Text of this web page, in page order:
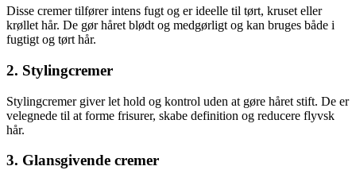
Disse cremer tilfører intens fugt og er ideelle til tørt, kruset eller
krøllet hår. De gør håret blødt og medgørligt og kan bruges både i
fugtigt og tørt hår.
2. Stylingcremer
Stylingcremer giver let hold og kontrol uden at gøre håret stift. De er
velegnede til at forme frisurer, skabe definition og reducere flyvsk
hår.
3. Glansgivende cremer